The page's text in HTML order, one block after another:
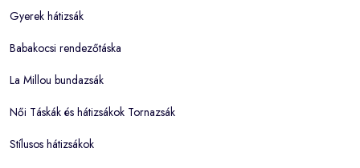
Gyerek hátizsák
Babakocsi rendezőtáska
La Millou bundazsák
Női Táskák és hátizsákok Tornazsák
Stílusos hátizsákok